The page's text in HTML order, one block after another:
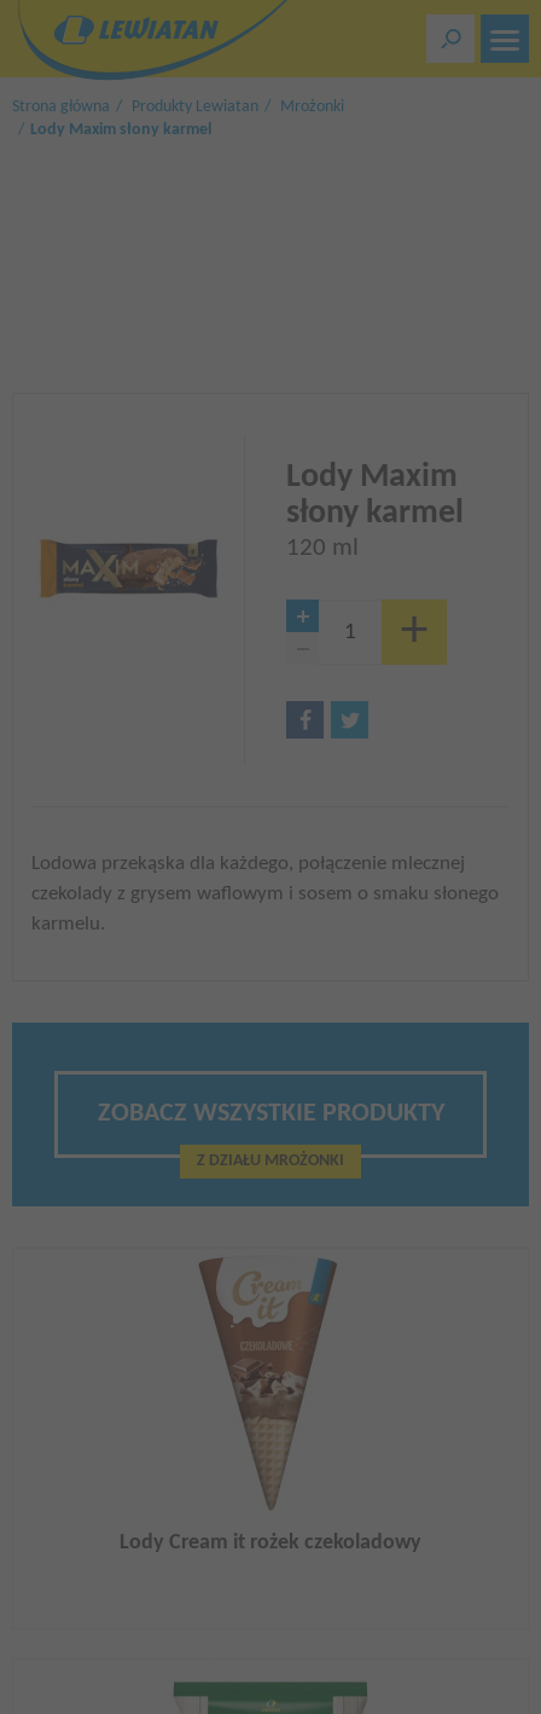
treści
Strona główna Produkty Lewiatan
Mrożonki
Lody Maxim słony karmel
Lody Maxim
słony karmel
120 ml
Lodowa przekąska dla każdego, połączenie mlecznej
czekolady z grysem waflowym i sosem o smaku słonego
karmelu.
ZOBACZ WSZYSTKIE PRODUKTY
Z DZIAŁU MROŻONKI
Lody Cream it rożek czekoladowy